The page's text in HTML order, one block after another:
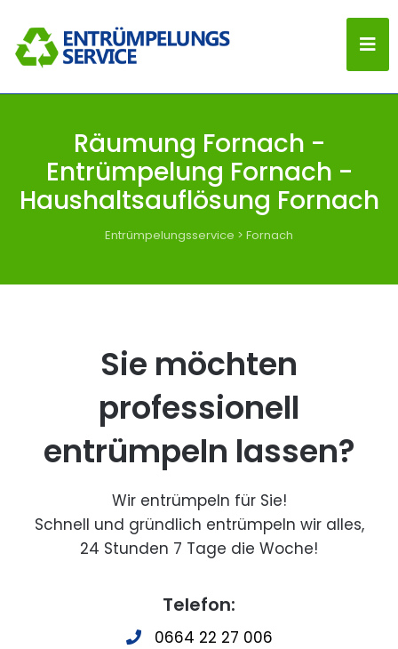
Räumung Fornach -
Entrümpelung Fornach -
Haushaltsauflösung Fornach
Entrümpelungsservice > Fornach
Sie möchten
professionell
entrümpeln lassen?
Wir entrümpeln für Sie!
Schnell und gründlich entrümpeln wir alles,
24 Stunden 7 Tage die Woche!
Telefon:
0664 22 27 006